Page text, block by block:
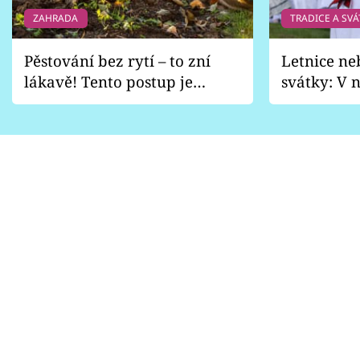
ZAHRADA
Pěstování bez rytí – to zní
lákavě! Tento postup je
vhodný jen pro některé
TRADICE A
Letnice
svátky: V
pondělí